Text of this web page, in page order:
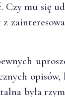
mu się
była